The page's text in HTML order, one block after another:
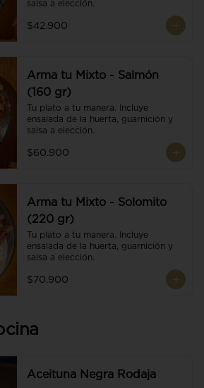
salsa a elección.
$42.900
Arma tu Mixto - Salmón
(160 gr)
Tu plato a tu manera. Incluye
ensalada de la huerta, guarnición y
salsa a elección.
$60.900
Arma tu Mixto - Solomito
(220 gr)
Tu plato a tu manera. Incluye
ensalada de la huerta, guarnición y
salsa a elección.
$70.900
Aceituna Negra Rodaja